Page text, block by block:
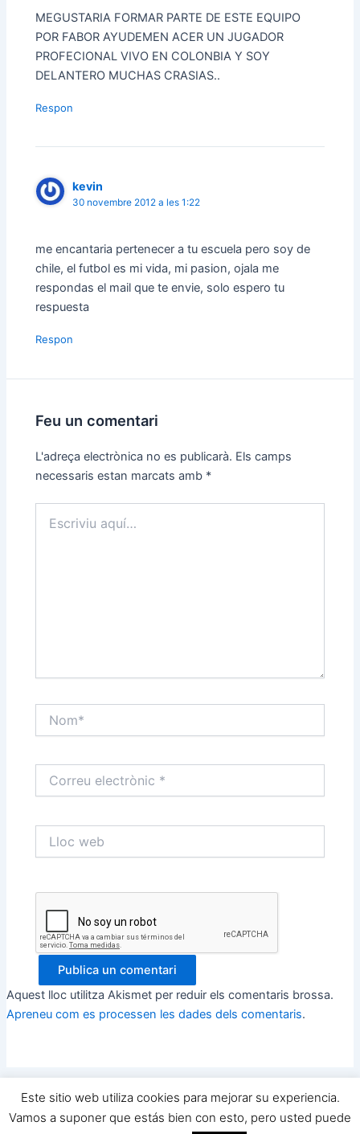
MEGUSTARIA FORMAR PARTE DE ESTE EQUIPO
POR FABOR AYUDEMEN ACER UN JUGADOR
PROFECIONAL VIVO EN COLONBIA Y SOY
DELANTERO MUCHAS CRASIAS..
Respon
kevin
30 novembre 2012 a les 1:22
me encantaria pertenecer a tu escuela pero soy de
chile, el futbol es mi vida, mi pasion, ojala me
respondas el mail que te envie, solo espero tu
respuesta
Respon
Feu un comentari
L'adreça electrònica no es publicarà. Els camps
necessaris estan marcats amb *
aquí…
electrònic
web
Aquest lloc utilitza Akismet per reduir els comentaris brossa.
Apreneu com es processen les dades dels comentaris.
Copyright © 2026 Yo Quiero Ser Futbolista y TU ? | Powered by
Este sitio web utiliza cookies para mejorar su experiencia.
Vamos a suponer que estás bien con esto, pero usted puede